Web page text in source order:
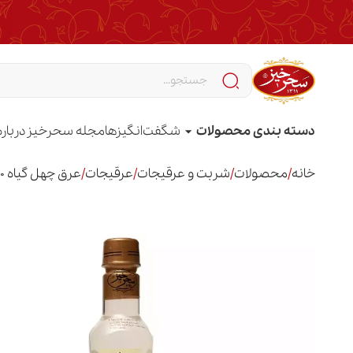
دسته بندی محصولات شگفت‌انگیزهامجله سحرخیز
خانه/محصولات/شربت و عرقیجات/عرقیجات/عرق چهل گیاه 480 گرم پت